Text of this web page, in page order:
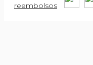
reembolsos